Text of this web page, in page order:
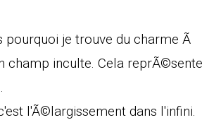
pourquoi je trouve du charme Ã
champ inculte. Cela reprÃ©sente
l'Ã©largissement dans l'infini.